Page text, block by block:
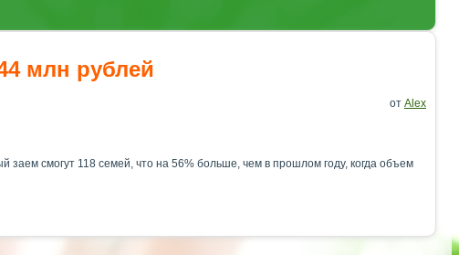
млн рублей
от Alex
смогут 118 семей, что на 56% больше, чем в прошлом году, когда объем